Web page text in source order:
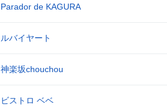
Parador de KAGURA
ルバイヤート
神楽坂chouchou
ビストロ ベベ